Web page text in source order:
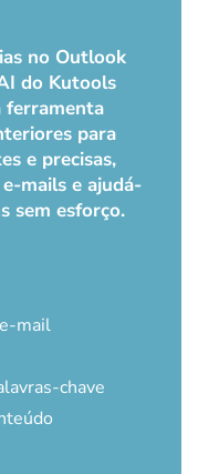
no Outlook
do Kutools
ferramenta
para
e precisas,
mails e ajudá-
sem esforço.
mail
chave